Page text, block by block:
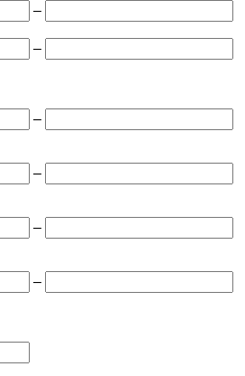
–
–
–
–
–
–